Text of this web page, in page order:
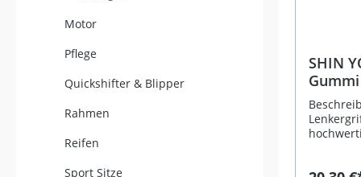
Motor
Pflege
Quickshifter & Blipper
Rahmen
Reifen
Sport Sitze
die
SHIN
mm